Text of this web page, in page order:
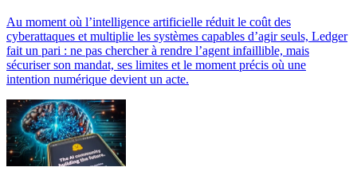
Au moment où l’intelligence artificielle réduit le coût des
cyberattaques et multiplie les systèmes capables d’agir seuls, Ledger
fait un pari : ne pas chercher à rendre l’agent infaillible, mais
sécuriser son mandat, ses limites et le moment précis où une
intention numérique devient un acte.